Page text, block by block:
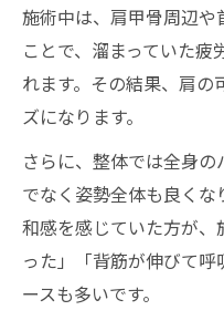
施術中は、肩甲骨周辺
ことで、溜まっていた
れます。その結果、肩の
ズになります。
さらに、整体では全身
でなく姿勢全体も良く
和感を感じていた方が
った」「背筋が伸びて
ースも多いです。